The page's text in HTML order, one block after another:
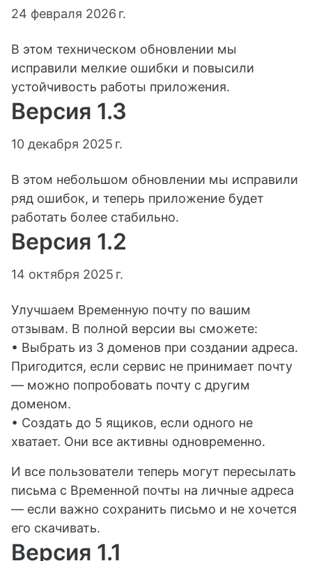
24 февраля 2026 г.
В этом техническом обновлении мы
исправили мелкие ошибки и повысили
устойчивость работы приложения.
Версия 1.3
10 декабря 2025 г.
В этом небольшом обновлении мы исправили
ряд ошибок, и теперь приложение будет
работать более стабильно.
Версия 1.2
14 октября 2025 г.
Улучшаем Временную почту по вашим
отзывам. В полной версии вы сможете:
• Выбрать из 3 доменов при создании адреса.
Пригодится, если сервис не принимает почту
— можно попробовать почту с другим
доменом.
• Создать до 5 ящиков, если одного не
хватает. Они все активны одновременно.
И все пользователи теперь могут пересылать
письма с Временной почты на личные адреса
— если важно сохранить письмо и не хочется
его скачивать.
Версия 1.1